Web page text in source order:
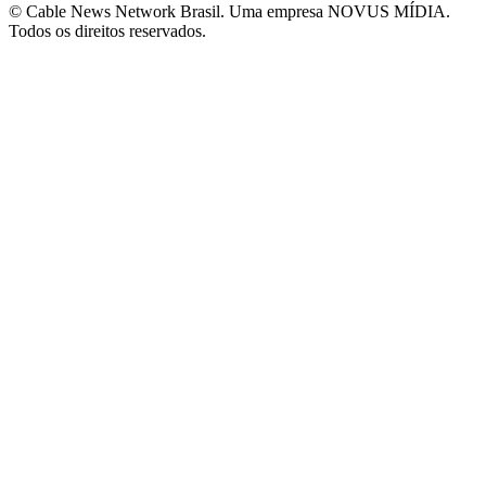
© Cable News Network Brasil. Uma empresa NOVUS MÍDIA.
Todos os direitos reservados.